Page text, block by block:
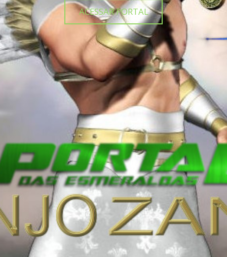
ACESSAR PORTAL